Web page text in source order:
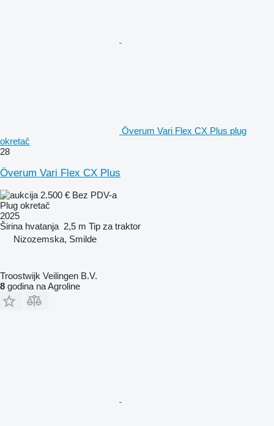
Överum Vari Flex CX Plus plug
okretač
28
Överum Vari Flex CX Plus
2.500 € Bez PDV-a
Plug okretač
2025
Širina hvatanja 2,5 m Tip za traktor
Nizozemska, Smilde
Troostwijk Veilingen B.V.
8 godina na Agroline